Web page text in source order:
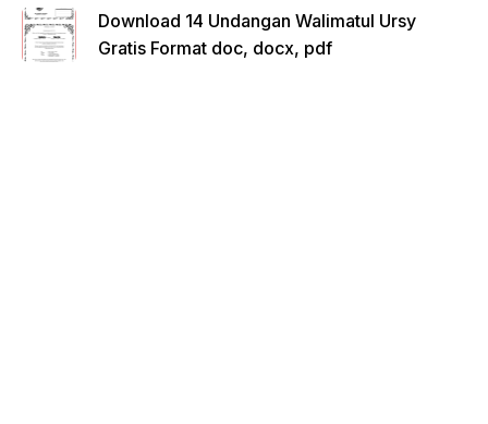
Download 14 Undangan Walimatul Ursy
Gratis Format doc, docx, pdf